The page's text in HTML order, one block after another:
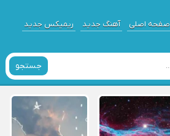
صفحه اصلی آهنگ جدید ریمیکس جدید
جستجو